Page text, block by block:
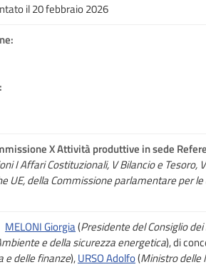
il 20 febbraio 2026
X Attività produttive in sede
I Affari Costituzionali, V Bilancio e Tesoro,
UE, della Commissione parlamentare per
MELONI Giorgia(Presidente del Consiglio
e della sicurezza energetica), di
e delle finanze),URSO Adolfo(Ministro delle